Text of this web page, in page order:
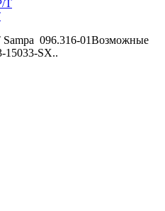
096.316-01Возможные
15033-SX..